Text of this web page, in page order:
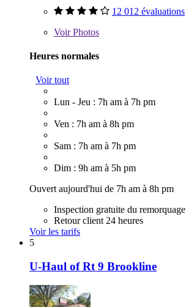
12 012 évaluations
VoirPhotos
Heures normales
Voir tout
Lun - Jeu : 7h am à 7h pm
Ven : 7h am à 8h pm
Sam : 7h am à 7h pm
Dim : 9h am à 5h pm
Ouvert aujourd'hui de 7h am à 8h pm
Inspection gratuite du remorquage
Retour client 24 heures
Voir les tarifs
5
U-Haul of Rt 9 Brookline